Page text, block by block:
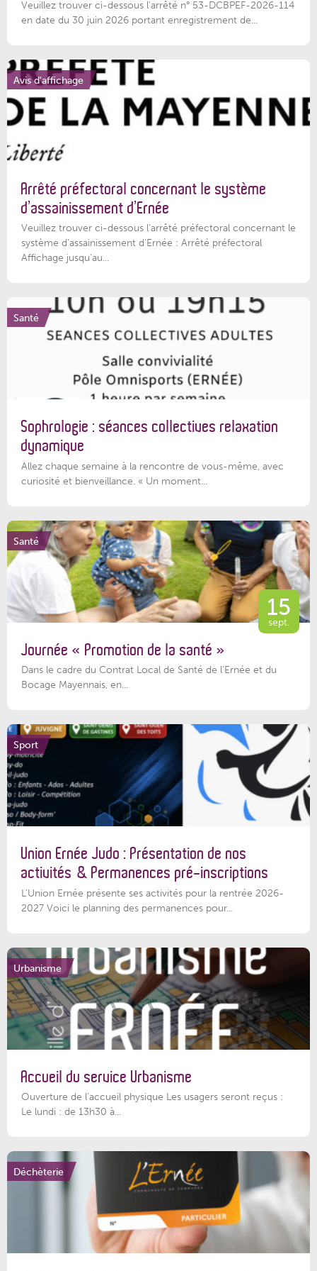
Veuillez trouver ci-dessous l'arrêté n° 53-DCBPEF-2026-114
en date du 30 juin 2026 portant enregistrement de...
Avis d'affichage
Arrêté préfectoral concernant le système
d’assainissement d’Ernée
Veuillez trouver ci-dessous l’arrêté préfectoral concernant le
système d'assainissement d'Ernée : Arrêté préfectoral
Affichage jusqu'au...
Santé
Sophrologie : séances collectives relaxation
dynamique
Allez chaque semaine à la rencontre de vous-même, avec
curiosité et bienveillance. « Un moment...
Santé
15
sept.
Journée « Promotion de la santé »
Dans le cadre du Contrat Local de Santé de l’Ernée et du
Bocage Mayennais, en...
Sport
Union Ernée Judo : Présentation de nos
activités & Permanences pré-inscriptions
L'Union Ernée présente ses activités pour la rentrée 2026-
2027 Voici le planning des permanences pour...
Urbanisme
Accueil du service Urbanisme
Ouverture de l'accueil physique Les usagers seront reçus :
Le lundi : de 13h30 à...
Déchèterie